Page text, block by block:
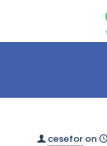
cesefor on